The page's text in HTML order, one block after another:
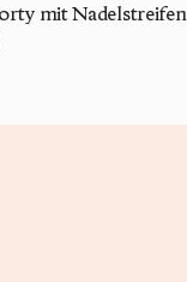
mit Nadelstreifen